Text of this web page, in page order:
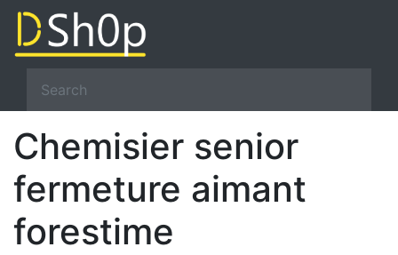
Chemisier senior
fermeture aimant
forestime